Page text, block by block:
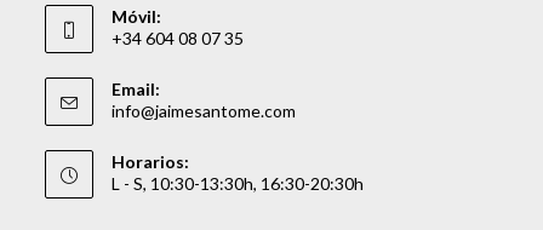
Móvil:
+34 604 08 07 35
Email:
info@jaimesantome.com
Horarios:
L - S, 10:30-13:30h, 16:30-20:30h